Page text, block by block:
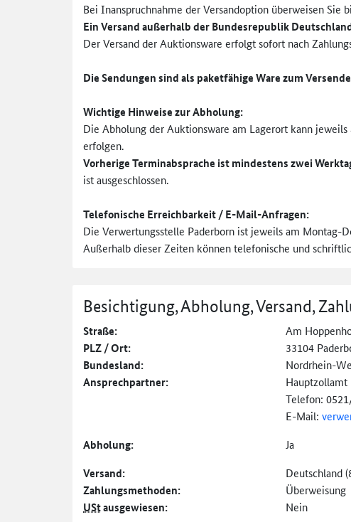
Bei Inanspruchnahme der Versandoption überweisen
Ein Versand außerhalb der Bundesrepublik
Der Versand der Auktionsware erfolgt sofort nach
Die Sendungen sind als paketfähige Ware zum
Wichtige Hinweise zurAbholung:
Die Abholung der Auktionsware am Lagerort kann
erfolgen.
Vorherige Terminabsprache ist mindestens zwei
ist ausgeschlossen.
Telefonische Erreichbarkeit / E-Mail-Anfragen:
Die Verwertungsstelle Paderborn ist jeweils am Montag-
Außerhalb dieser Zeiten können telefonische und
Besichtigung, Abholung, Versand,
Straße: Am
PLZ / Ort: 33104
Bundesland: Nordrhein-
Ansprechpartner:
Hauptzollamt
Telefon:
E-Mail:
Abholung: Ja
Versand: Deutschland
Zahlungs­methoden: Überweisung
UStausgewiesen: Nein